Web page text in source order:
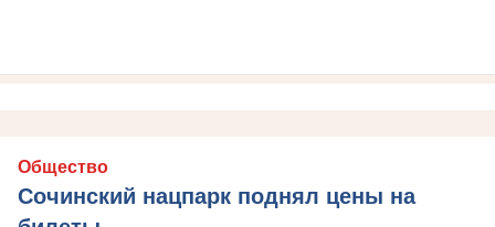
Общество
Сочинский нацпарк поднял цены на